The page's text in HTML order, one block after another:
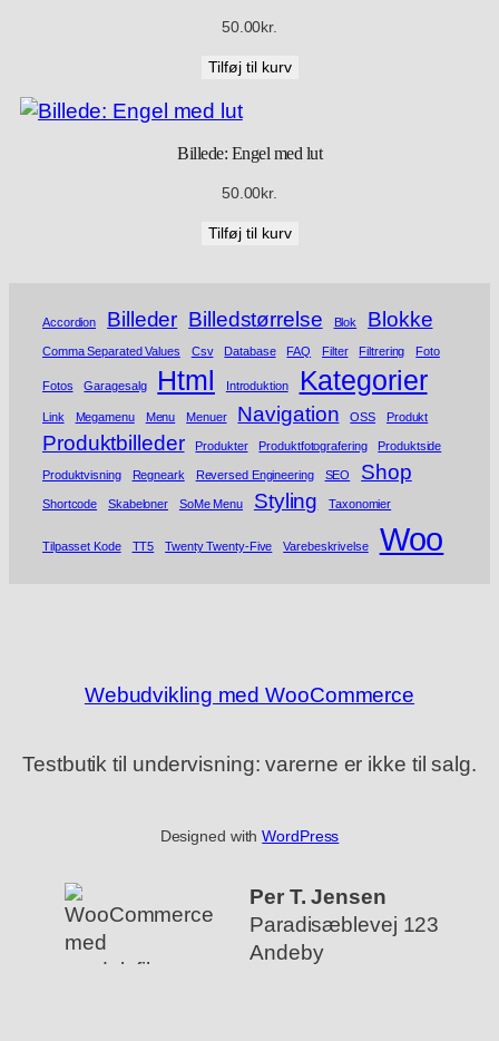
50.00kr.
Tilføj til kurv
Billede: Engel med lut
50.00kr.
Tilføj til kurv
Accordion Billeder Billedstørrelse Blok Blokke
Comma Separated Values Csv Database FAQ Filter Filtrering Foto
Fotos Garagesalg Html Introduktion Kategorier
Link Megamenu Menu Menuer Navigation OSS Produkt
Produktbilleder Produkter Produktfotografering Produktside
Produktvisning Regneark Reversed Engineering SEO Shop
Shortcode Skabeloner SoMe Menu Styling Taxonomier
Tilpasset Kode TT5 Twenty Twenty-Five Varebeskrivelse Woo
Webudvikling med WooCommerce
Testbutik til undervisning: varerne er ikke til salg.
Designed withWordPress
Per T. Jensen
Paradisæblevej 123
Andeby